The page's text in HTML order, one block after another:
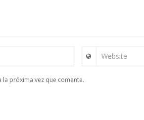
Website
próxima vez que comente.